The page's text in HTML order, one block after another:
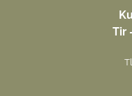
Tir